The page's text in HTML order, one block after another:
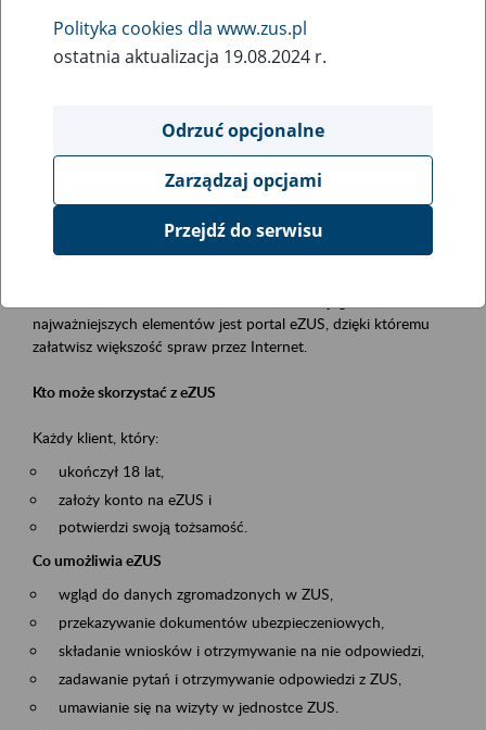
Rodzaj wydarzenia
Szkolenia
obsługa klientów
Event description
Platforma Usług Elektronicznych ZUS eZUS
najważniejszych elementów jest portal eZUS, dzięki któremu
załatwisz większość spraw przez Internet.
Kto może skorzystać z eZUS
Każdy klient, który:
ukończył 18 lat,
założy konto na eZUS i
potwierdzi swoją tożsamość.
Co umożliwia eZUS
wgląd do danych zgromadzonych w ZUS,
przekazywanie dokumentów ubezpieczeniowych,
składanie wniosków i otrzymywanie na nie odpowiedzi,
zadawanie pytań i otrzymywanie odpowiedzi z ZUS,
umawianie się na wizyty w jednostce ZUS.
Polityka cookies dla www.zus.pl
ostatnia aktualizacja 19.08.2024 r.
Odrzuć opcjonalne
Zarządzaj opcjami
Przejdź do serwisu